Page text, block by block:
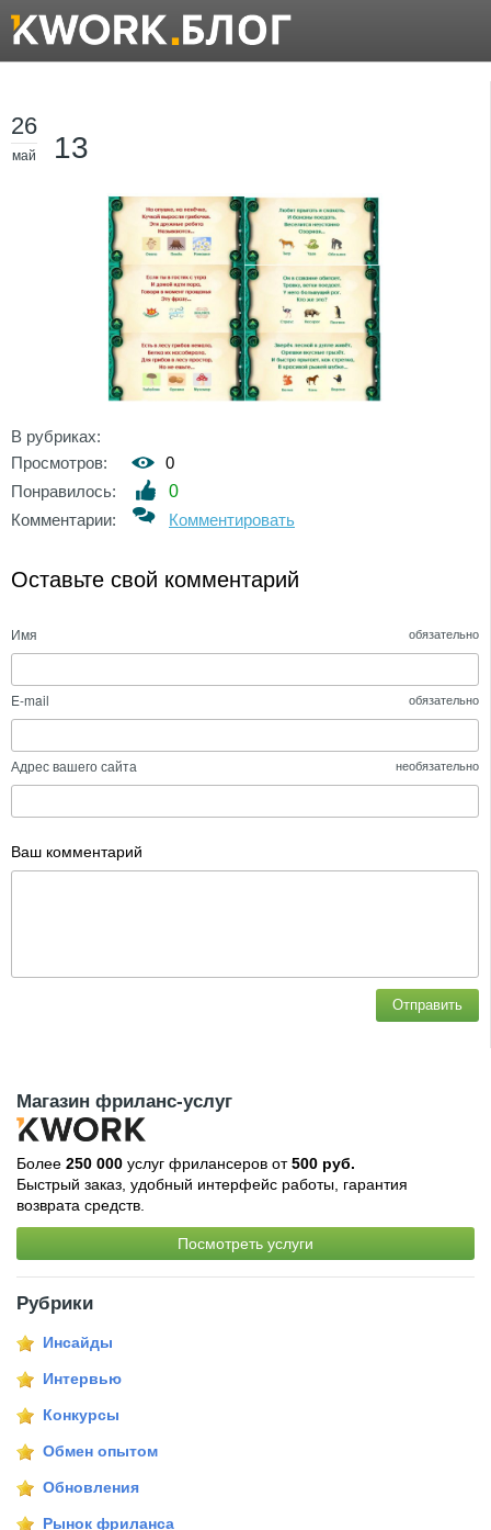
26
май 13
В рубриках:
Просмотров:
0
Понравилось:
0
Комментарии:
Комментировать
Оставьте свой комментарий
Имя обязательно
E-mail обязательно
Адрес вашего сайта необязательно
Ваш комментарий
Отправить
Магазин фриланс-услуг
Более 250 000 услуг фрилансеров от500 руб.
Быстрый заказ, удобный интерфейс работы, гарантия
возврата средств.
Посмотреть услуги
Рубрики
Инсайды
Интервью
Конкурсы
Обмен опытом
Обновления
Рынок фриланса